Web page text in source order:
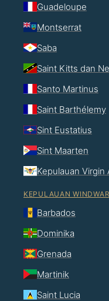
Guadeloupe
Montserrat
Saba
Saint Kitts dan
Santo Martinus
Saint Barthélemy
Sint Eustatius
Sint Maarten
Kepulauan Virgin
KEPULAUAN
Barbados
Dominika
Grenada
Martinik
Saint Lucia